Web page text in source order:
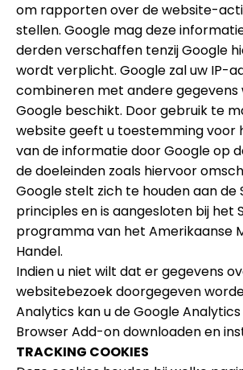
om rapporten over de website-
stellen. Google mag deze
derden verschaffen tenzij Google
wordt verplicht. Google zal uw IP-
combineren met andere gegevens
Google beschikt. Door gebruik te
website geeft u toestemming voor
van de informatie door Google op
de doeleinden zoals hiervoor
Google stelt zich te houden aan de
principles en is aangesloten bij het
programma van het Amerikaanse
Handel.
Indien u niet wilt dat er gegevens
websitebezoek doorgegeven
Analytics kan u de Google
Browser Add-on downloaden en
TRACKING COOKIES